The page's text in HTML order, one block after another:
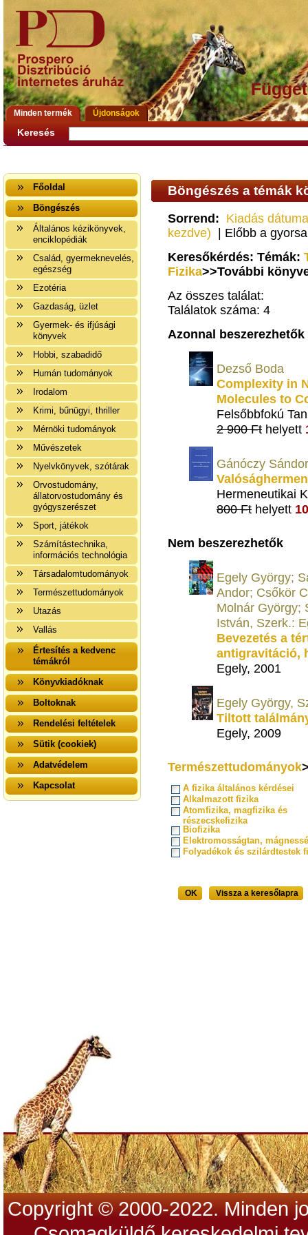
Minden termék Újdonságok
Keresés
Főoldal
Böngészés
Általános kézikönyvek,
enciklopédiák
Család, gyermeknevelés,
egészség
Ezotéria
Gazdaság, üzlet
Gyermek- és ifjúsági
könyvek
Hobbi, szabadidő
Humán tudományok
Irodalom
Krimi, bűnügyi, thriller
Mérnöki tudományok
Művészetek
Nyelvkönyvek, szótárak
Orvostudomány,
állatorvostudomány és
gyógyszerészet
Sport, játékok
Számítástechnika,
információs technológia
Társadalomtudományok
Természettudományok
Utazás
Vallás
Értesítés a kedvenc
témákról
Könyvkiadóknak
Boltoknak
Rendelési feltételek
Sütik (cookiek)
Adatvédelem
Kapcsolat
Böngészés a témák
Sorrend: Kiadás
kezdve) | Előbb a
Keresőkérdés: Témák:
Fizika>>További
Az összes találat:
Találatok száma: 4
Azonnal beszerezhetők
Dezső Boda
Complexity in
Molecules to
Felsőbbfokú
2 900 Ft helyett
Gánóczy
Hermeneutikai
800 Ft helyett
Nem beszerezhetők
Egely György;
Andor; Csőkör
Molnár György;
István, Szerk.:
Bevezetés a
antigravitáció,
Egely, 2001
Egely György,
Tiltott
Egely, 2009
Természettudományok
A fizika általános kérdései
Alkalmazott fizika
Atomfizika, magfizika és
részecskefizika
Biofizika
Elektromosságtan,
Folyadékok és szilárdtestek
OK Vissza a keresőlapra
Copyright © 2000-2022. Minden